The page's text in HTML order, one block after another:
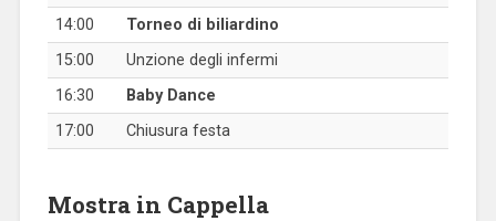
14:00
Torneo di biliardino
15:00
Unzione degli infermi
16:30
Baby Dance
17:00
Chiusura festa
Mostra in Cappella